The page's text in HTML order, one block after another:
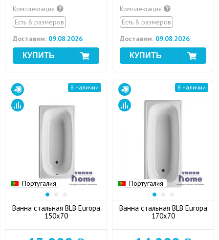
Комплектация
Есть 8 размеров
Доставим: 09.08.2026
Комплектация
Есть 8 размеров
Доставим: 09.08.2026
Португалия
В наличии
Ванна стальная BLB Europa
150x70
Португалия
В наличии
Ванна стальная BLB Europa
170x70